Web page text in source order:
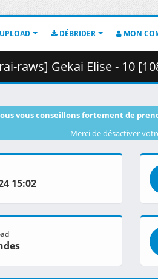
DÉBRIDER MON
raws] Gekai Elise - 10
vous conseillons fortement de
Merci de désactiver
15:02